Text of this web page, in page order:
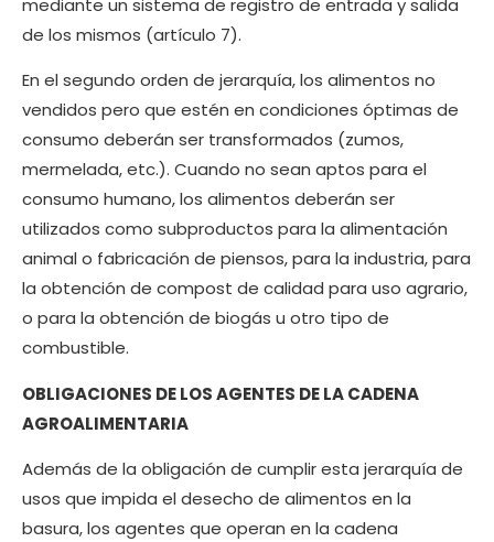
mediante un sistema de registro de entrada y salida
de los mismos (artículo 7).
En el segundo orden de jerarquía, los alimentos no
vendidos pero que estén en condiciones óptimas de
consumo deberán ser transformados (zumos,
mermelada, etc.). Cuando no sean aptos para el
consumo humano, los alimentos deberán ser
utilizados como subproductos para la alimentación
animal o fabricación de piensos, para la industria, para
la obtención de compost de calidad para uso agrario,
o para la obtención de biogás u otro tipo de
combustible.
OBLIGACIONES DE LOS AGENTES DE LA CADENA
AGROALIMENTARIA
Además de la obligación de cumplir esta jerarquía de
usos que impida el desecho de alimentos en la
basura, los agentes que operan en la cadena